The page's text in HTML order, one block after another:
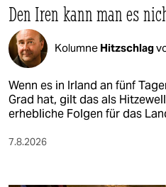
Den Iren kann man es
Kolumne Hitzschlag
Wenn es in Irland an fünf
Grad hat, gilt das als
erhebliche Folgen für das
7.8.2026